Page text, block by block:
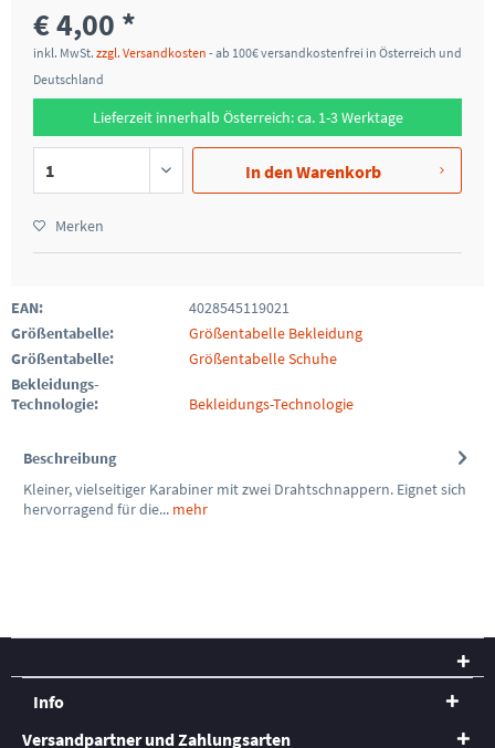
€ 4,00 *
inkl. MwSt. zzgl. Versandkosten - ab 100€ versandkostenfrei in Österreich und
Deutschland
Lieferzeit innerhalb Österreich: ca. 1-3 Werktage
In denWarenkorb
Merken
EAN:
4028545119021
Größentabelle:
Größentabelle Bekleidung
Größentabelle:
Größentabelle Schuhe
Bekleidungs-
Technologie:
Bekleidungs-Technologie
Beschreibung
Kleiner, vielseitiger Karabiner mit zwei Drahtschnappern. Eignet sich
hervorragend für die... mehr
Info
Versandpartner und Zahlungsarten